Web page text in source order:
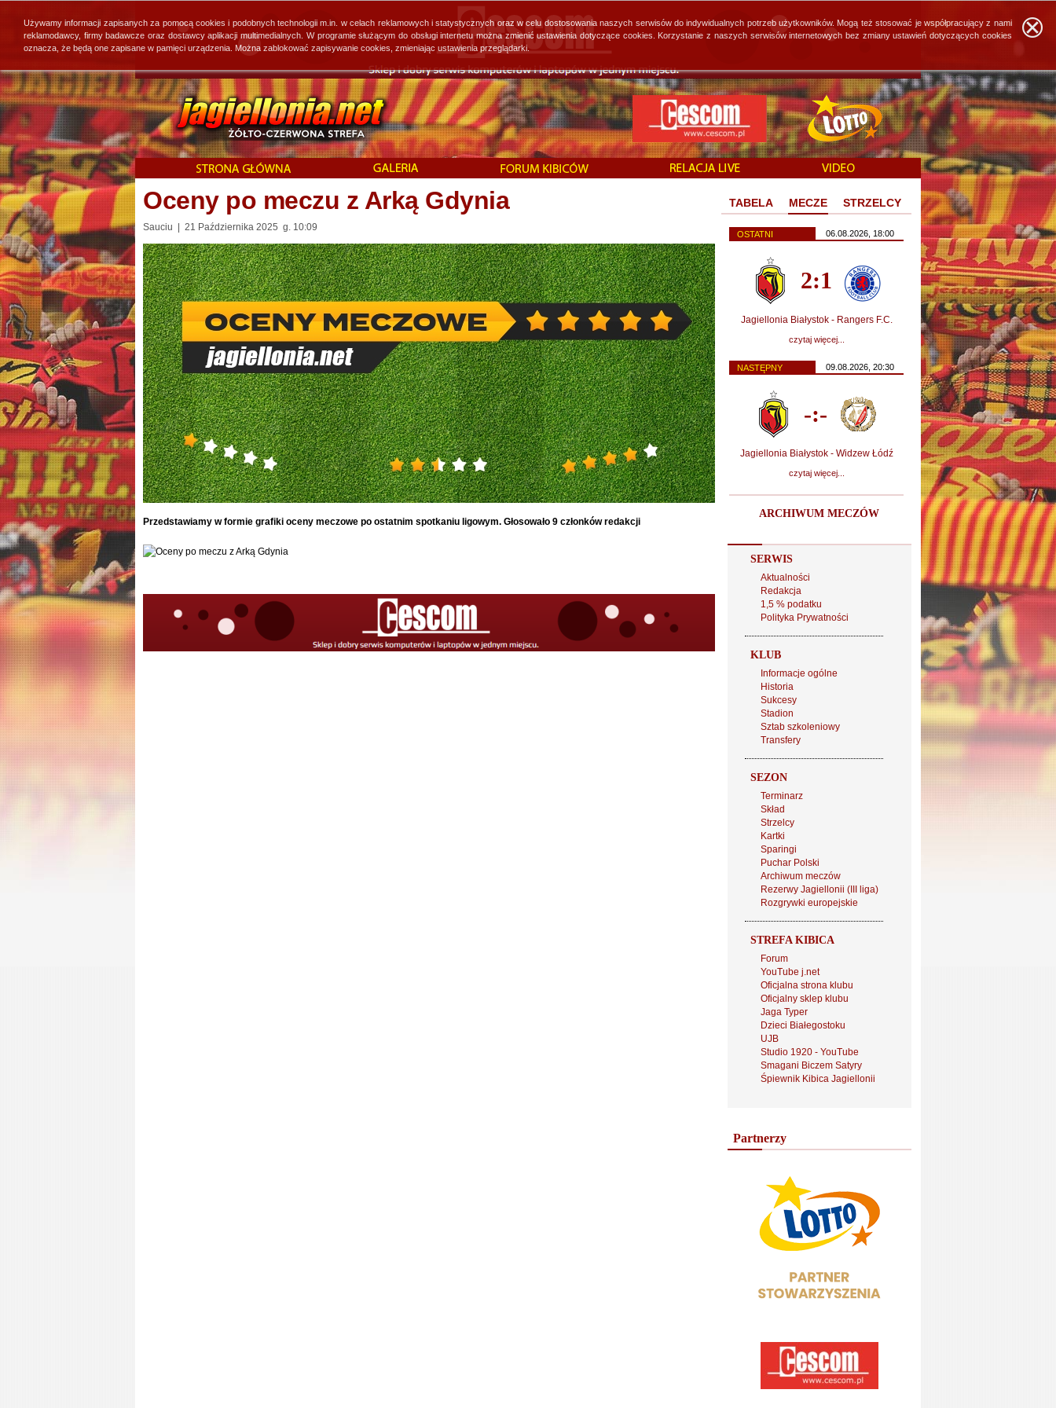
Oceny po meczu z Arką Gdynia
Sauciu | 21 Października 2025 g. 10:09
Przedstawiamy w formie grafiki oceny meczowe po ostatnim spotkaniu ligowym. Głosowało 9 członków redakcji
TABELA MECZE STRZELCY
OSTATNI 06.08.2026, 18:00
2:1
Jagiellonia Białystok - Rangers F.C.
czytaj więcej...
NASTĘPNY 09.08.2026, 20:30
-:-
Jagiellonia Białystok - Widzew Łódź
czytaj więcej...
ARCHIWUM MECZÓW
SERWIS
Aktualności
Redakcja
1,5 % podatku
Polityka Prywatności
KLUB
Informacje ogólne
Historia
Sukcesy
Stadion
Sztab szkoleniowy
Transfery
SEZON
Terminarz
Skład
Strzelcy
Kartki
Sparingi
Puchar Polski
Archiwum meczów
Rezerwy Jagiellonii (III liga)
Rozgrywki europejskie
STREFA KIBICA
Forum
YouTube j.net
Oficjalna strona klubu
Oficjalny sklep klubu
Jaga Typer
Dzieci Białegostoku
UJB
Studio 1920 - YouTube
Smagani Biczem Satyry
Śpiewnik Kibica Jagiellonii
Partnerzy
Używamy informacji zapisanych za pomocą cookies i podobnych technologii m.in. w celach reklamowych i statystycznych oraz w celu dostosowania naszych serwisów do indywidualnych potrzeb użytkowników. Mogą też stosować je współpracujący z nami
reklamodawcy, firmy badawcze oraz dostawcy aplikacji multimedialnych. W programie służącym do obsługi internetu można zmienić ustawienia dotyczące cookies. Korzystanie z naszych serwisów internetowych bez zmiany ustawień dotyczących cookies
oznacza, że będą one zapisane w pamięci urządzenia. Można zablokować zapisywanie cookies, zmieniając ustawienia przeglądarki.